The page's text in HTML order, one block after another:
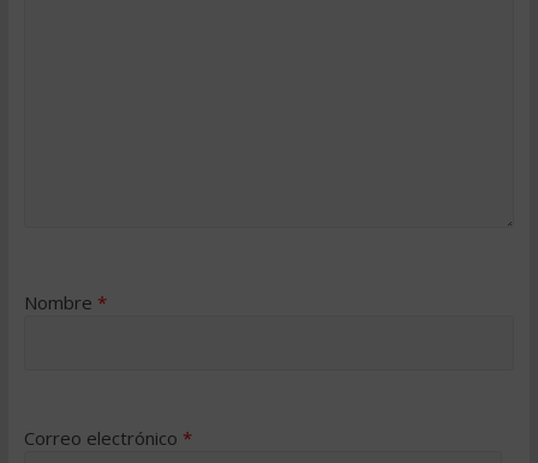
Nombre *
Correo electrónico *